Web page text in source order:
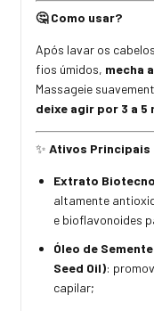
🤔Como usar?
Após lavar os
fios úmidos, mecha
Massageie
deixe agir por 3 a 5
✨ Ativos Principais
Extrato
altamente
e bioflavonoides
Óleo de
Seed Oil):
capilar;